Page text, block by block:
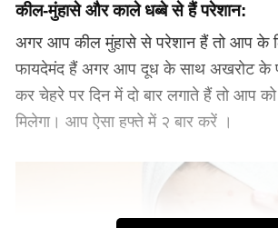
कील-मुंहासे और काले धब्बे से हैं परेशान:
अगर आप कील मुंहासे से परेशान हैं तो आप के
फायदेमंद हैं अगर आप दूध के साथ अखरोट के
कर चेहरे पर दिन में दो बार लगाते हैं तो आप को
मिलेगा। आप ऐसा हफ्ते में २ बार करें ।